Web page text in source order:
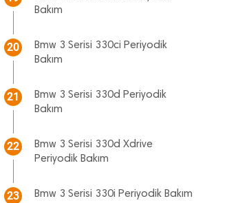
Bakım
20
Bmw 3 Serisi 330ci Periyodik
Bakım
21
Bmw 3 Serisi 330d Periyodik
Bakım
22
Bmw 3 Serisi 330d Xdrive
Periyodik Bakım
23 Bmw 3 Serisi 330i Periyodik Bakım